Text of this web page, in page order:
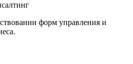
форм управления и